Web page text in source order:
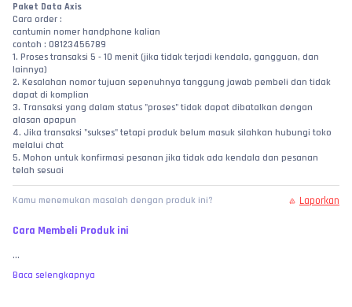
Paket Data Axis
Cara order :
cantumin nomer handphone kalian
contoh : 08123456789
1. Proses transaksi 5 - 10 menit (jika tidak terjadi kendala, gangguan, dan
lainnya)
2. Kesalahan nomor tujuan sepenuhnya tanggung jawab pembeli dan tidak
dapat di komplian
3. Transaksi yang dalam status "proses" tidak dapat dibatalkan dengan
alasan apapun
4. Jika transaksi "sukses" tetapi produk belum masuk silahkan hubungi toko
melalui chat
5. Mohon untuk konfirmasi pesanan jika tidak ada kendala dan pesanan
telah sesuai
Kamu menemukan masalah dengan produk ini? Laporkan
Cara Membeli Produk ini
...
Baca selengkapnya